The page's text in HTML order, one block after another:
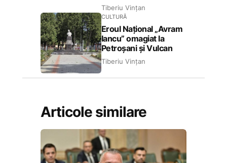
Tiberiu Vințan
CULTURĂ
Eroul Național „Avram
Iancu” omagiat la
Petroșani și Vulcan
Tiberiu Vințan
Articole similare